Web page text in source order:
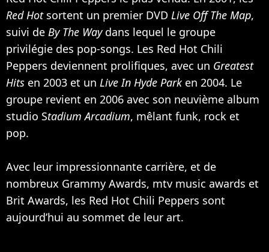
Red Hot sortent un premier DVD Live Off The Map,
suivi de By The Way dans lequel le groupe
privilégie des pop-songs. Les Red Hot Chili
Peppers deviennent prolifiques, avec un Greatest
Hits en 2003 et un Live In Hyde Park en 2004. Le
groupe revient en 2006 avec son neuvième album
studio Stadium Arcadium, mêlant funk, rock et
pop.
Avec leur impressionnante carrière, et de
nombreux Grammy Awards, mtv music awards et
Brit Awards, les Red Hot Chili Peppers sont
aujourd’hui au sommet de leur art.